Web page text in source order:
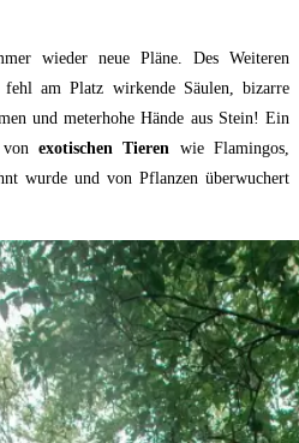
wieder neue Pläne. Des Weiteren
fehl am Platz wirkende Säulen, bizarre
und meterhohe Hände aus Stein! Ein
exotischen Tieren wie Flamingos,
wurde und von Pflanzen überwuchert